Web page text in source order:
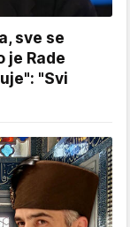
sve se
je Rade
"Svi